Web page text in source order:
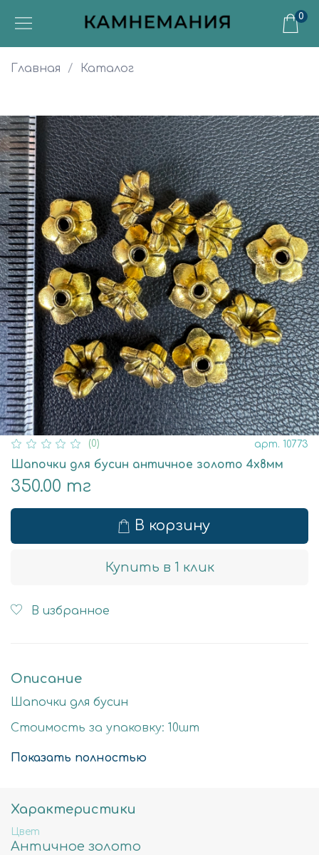
0
Главная Каталог
(0) арт. 10773
Шапочки для бусин античное золото 4х8мм
350.00 тг
В корзину
Купить в 1 клик
В избранное
Описание
Шапочки для бусин
Стоимость за упаковку: 10шт
Цвет: античное золото
Состав: Латунь высокого качества
Не содержит свинца, никеля и кадмия.
Показать полностью
Характеристики
Цвет
Античное золото